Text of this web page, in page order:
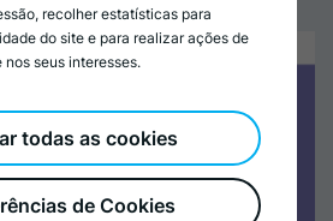
recolher estatísticas para
do site e para realizar ações de
seus interesses.
de Cookies
todas as cookies